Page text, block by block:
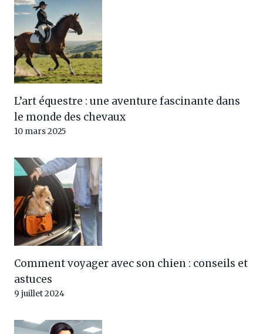
L’art équestre : une aventure fascinante dans
le monde des chevaux
10 mars 2025
Comment voyager avec son chien : conseils et
astuces
9 juillet 2024